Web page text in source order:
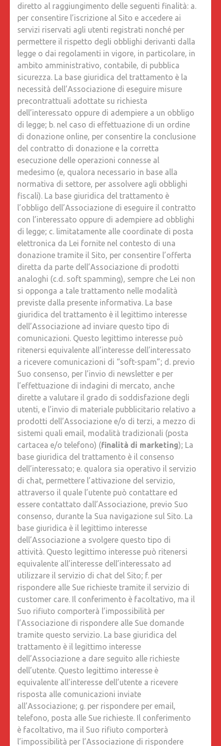
diretto al raggiungimento delle seguenti finalità: a.
per consentire l’iscrizione al Sito e accedere ai
servizi riservati agli utenti registrati nonché per
permettere il rispetto degli obblighi derivanti dalla
legge o dai regolamenti in vigore, in particolare, in
ambito amministrativo, contabile, di pubblica
sicurezza. La base giuridica del trattamento è la
necessità dell’Associazione di eseguire misure
precontrattuali adottate su richiesta
dell’interessato oppure di adempiere a un obbligo
di legge; b. nel caso di effettuazione di un ordine
di donazione online, per consentire la conclusione
del contratto di donazione e la corretta
esecuzione delle operazioni connesse al
medesimo (e, qualora necessario in base alla
normativa di settore, per assolvere agli obblighi
fiscali). La base giuridica del trattamento è
l’obbligo dell’Associazione di eseguire il contratto
con l’interessato oppure di adempiere ad obblighi
di legge; c. limitatamente alle coordinate di posta
elettronica da Lei fornite nel contesto di una
donazione tramite il Sito, per consentire l’offerta
diretta da parte dell’Associazione di prodotti
analoghi (c.d. soft spamming), sempre che Lei non
si opponga a tale trattamento nelle modalità
previste dalla presente informativa. La base
giuridica del trattamento è il legittimo interesse
dell’Associazione ad inviare questo tipo di
comunicazioni. Questo legittimo interesse può
ritenersi equivalente all’interesse dell’interessato
a ricevere comunicazioni di “soft-spam”; d. previo
Suo consenso, per l’invio di newsletter e per
l’effettuazione di indagini di mercato, anche
dirette a valutare il grado di soddisfazione degli
utenti, e l’invio di materiale pubblicitario relativo a
prodotti dell’Associazione e/o di terzi, a mezzo di
sistemi quali email, modalità tradizionali (posta
cartacea e/o telefono) (finalità di marketing); La
base giuridica del trattamento è il consenso
dell’interessato; e. qualora sia operativo il servizio
di chat, permettere l’attivazione del servizio,
attraverso il quale l’utente può contattare ed
essere contattato dall’Associazione, previo Suo
consenso, durante la Sua navigazione sul Sito. La
base giuridica è il legittimo interesse
dell’Associazione a svolgere questo tipo di
attività. Questo legittimo interesse può ritenersi
equivalente all’interesse dell’interessato ad
utilizzare il servizio di chat del Sito; f. per
rispondere alle Sue richieste tramite il servizio di
customer care. Il conferimento è facoltativo, ma il
Suo rifiuto comporterà l’impossibilità per
l’Associazione di rispondere alle Sue domande
tramite questo servizio. La base giuridica del
trattamento è il legittimo interesse
dell’Associazione a dare seguito alle richieste
dell’utente. Questo legittimo interesse è
equivalente all’interesse dell’utente a ricevere
risposta alle comunicazioni inviate
all’Associazione; g. per rispondere per email,
telefono, posta alle Sue richieste. Il conferimento
è facoltativo, ma il Suo rifiuto comporterà
l’impossibilità per l’Associazione di rispondere